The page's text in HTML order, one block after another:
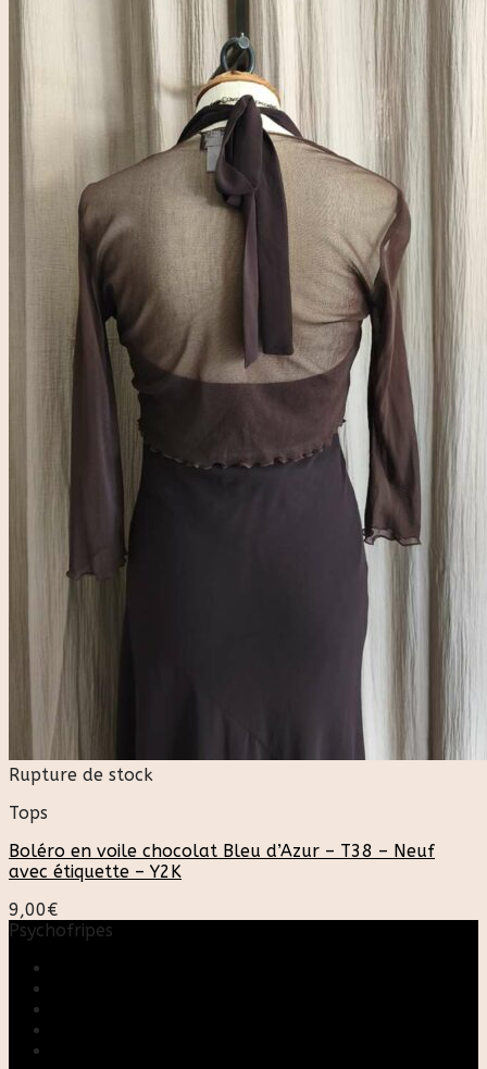
Rupture de stock
Tops
Boléro en voile chocolat Bleu d’Azur – T38 – Neuf
avec étiquette – Y2K
9,00€
Psychofripes